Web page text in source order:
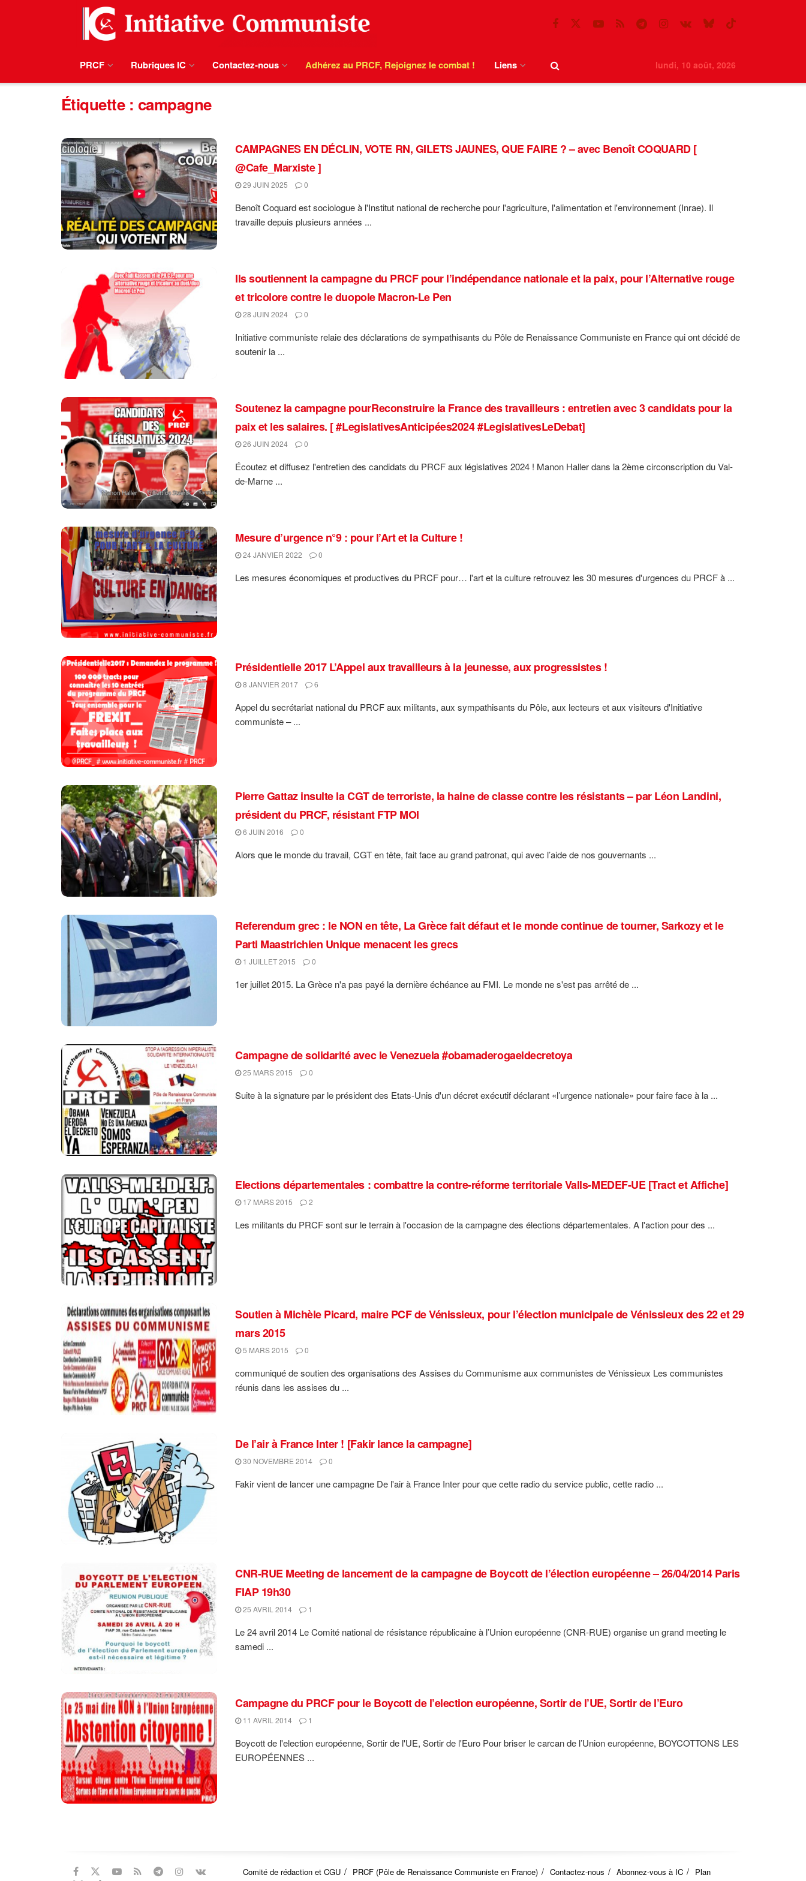
PRCF Rubriques IC Contactez-nous Adhérez au PRCF, Rejoignez le combat ! Liens lundi, 10 août, 2026
Étiquette : campagne
CAMPAGNES EN DÉCLIN, VOTE RN, GILETS JAUNES, QUE FAIRE ? – avec Benoît COQUARD [
@Cafe_Marxiste ]
29 JUIN 2025 0
Benoît Coquard est sociologue à l'Institut national de recherche pour l'agriculture, l'alimentation et l'environnement (Inrae). Il
travaille depuis plusieurs années ...
Ils soutiennent la campagne du PRCF pour l’indépendance nationale et la paix, pour l’Alternative rouge
et tricolore contre le duopole Macron-Le Pen
28 JUIN 2024 0
Initiative communiste relaie des déclarations de sympathisants du Pôle de Renaissance Communiste en France qui ont décidé de
soutenir la ...
Soutenez la campagne pourReconstruire la France des travailleurs : entretien avec 3 candidats pour la
paix et les salaires. [ #LegislativesAnticipées2024 #LegislativesLeDebat]
26 JUIN 2024 0
Écoutez et diffusez l'entretien des candidats du PRCF aux législatives 2024 ! Manon Haller dans la 2ème circonscription du Val-
de-Marne ...
Mesure d’urgence n°9 : pour l’Art et la Culture !
24 JANVIER 2022 0
Les mesures économiques et productives du PRCF pour… l'art et la culture retrouvez les 30 mesures d'urgences du PRCF à ...
Présidentielle 2017 L’Appel aux travailleurs à la jeunesse, aux progressistes !
8 JANVIER 2017 6
Appel du secrétariat national du PRCF aux militants, aux sympathisants du Pôle, aux lecteurs et aux visiteurs d'Initiative
communiste – ...
Pierre Gattaz insulte la CGT de terroriste, la haine de classe contre les résistants – par Léon Landini,
président du PRCF, résistant FTP MOI
6 JUIN 2016 0
Alors que le monde du travail, CGT en tête, fait face au grand patronat, qui avec l’aide de nos gouvernants ...
Referendum grec : le NON en tête, La Grèce fait défaut et le monde continue de tourner, Sarkozy et le
Parti Maastrichien Unique menacent les grecs
1 JUILLET 2015 0
1er juillet 2015. La Grèce n'a pas payé la dernière échéance au FMI. Le monde ne s'est pas arrêté de ...
Campagne de solidarité avec le Venezuela #obamaderogaeldecretoya
25 MARS 2015 0
Suite à la signature par le président des Etats-Unis d'un décret exécutif déclarant «l’urgence nationale» pour faire face à la ...
Elections départementales : combattre la contre-réforme territoriale Valls-MEDEF-UE [Tract et Affiche]
17 MARS 2015 2
Les militants du PRCF sont sur le terrain à l'occasion de la campagne des élections départementales. A l'action pour des ...
Soutien à Michèle Picard, maire PCF de Vénissieux, pour l’élection municipale de Vénissieux des 22 et 29
mars 2015
5 MARS 2015 0
communiqué de soutien des organisations des Assises du Communisme aux communistes de Vénissieux Les communistes
réunis dans les assises du ...
De l’air à France Inter ! [Fakir lance la campagne]
30 NOVEMBRE 2014 0
Fakir vient de lancer une campagne De l'air à France Inter pour que cette radio du service public, cette radio ...
CNR-RUE Meeting de lancement de la campagne de Boycott de l’élection européenne – 26/04/2014 Paris
FIAP 19h30
25 AVRIL 2014 1
Le 24 avril 2014 Le Comité national de résistance républicaine à l’Union européenne (CNR-RUE) organise un grand meeting le
samedi ...
Campagne du PRCF pour le Boycott de l’election européenne, Sortir de l’UE, Sortir de l’Euro
11 AVRIL 2014 1
Boycott de l'election européenne, Sortir de l'UE, Sortir de l'Euro Pour briser le carcan de l’Union européenne, BOYCOTTONS LES
EUROPÉENNES ...
Comité de rédaction et CGU PRCF (Pôle de Renaissance Communiste en France) Contactez-nous Abonnez-vous à IC Plan